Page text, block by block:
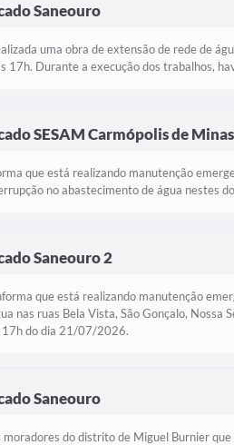
Saneouro
uma obra de extensão de rede de
Durante a execução dos trabalhos,
SESAM Carmópolis de Minas
que está realizando manutenção
no abastecimento de água nestes
Saneouro 2
que está realizando manutenção
nas ruas Bela Vista, São Gonçalo,
17h do dia 21/07/2026.
Saneouro
moradores do distrito de Miguel Burnier